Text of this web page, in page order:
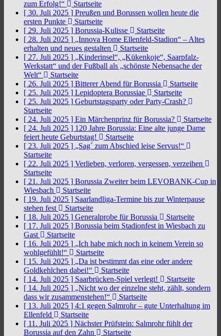
zum Erfolg!“
Startseite
[ 30. Juli 2025 ] Preußen und Borussen wollen heute die
ersten Punkte
Startseite
[ 29. Juli 2025 ] Borussia-Kulisse
Startseite
[ 28. Juli 2025 ] „Innova Home Ellenfeld-Stadion“ – Altes
erhalten und neues gestalten
Startseite
[ 27. Juli 2025 ] „Kinderinsel“, „Kükenkoje“, Saarpfalz-
Werkstatt“ und der Fußball als „schönste Nebensache der
Welt“
Startseite
[ 26. Juli 2025 ] Bitterer Abend für Borussia
Startseite
[ 25. Juli 2025 ] Lepidoptera Borussiae
Startseite
[ 25. Juli 2025 ] Geburtstagsparty oder Party-Crash?
Startseite
[ 24. Juli 2025 ] Ein Märchenprinz für Borussia?
Startseite
[ 24. Juli 2025 ] 120 Jahre Borussia: Eine alte junge Dame
feiert heute Geburtstag!
Startseite
[ 23. Juli 2025 ] „Sag´ zum Abschied leise Servus!“
Startseite
[ 22. Juli 2025 ] Verlieben, verloren, vergessen, verzeihen
Startseite
[ 21. Juli 2025 ] Borussia Zweiter beim LEVOBANK-Cup in
Wiesbach
Startseite
[ 19. Juli 2025 ] Saarlandliga-Termine bis zur Winterpause
stehen fest
Startseite
[ 18. Juli 2025 ] Generalprobe für Borussia
Startseite
[ 17. Juli 2025 ] Borussia beim Stadionfest in Wiesbach zu
Gast
Startseite
[ 16. Juli 2025 ] „Ich habe mich noch in keinem Verein so
wohlgefühlt!“
Startseite
[ 15. Juli 2025 ] „Da ist bestimmt das eine oder andere
Goldkehlchen dabei!“
Startseite
[ 14. Juli 2025 ] Saarbrücken-Spiel verlegt!
Startseite
[ 14. Juli 2025 ] „Nicht wo der einzelne steht, zählt, sondern
dass wir zusammenstehen!“
Startseite
[ 13. Juli 2025 ] 4:1 gegen Salmrohr – gute Unterhaltung im
Ellenfeld
Startseite
[ 11. Juli 2025 ] Nächster Prüfstein: Salmrohr fühlt der
Borussia auf den Zahn
Startseite